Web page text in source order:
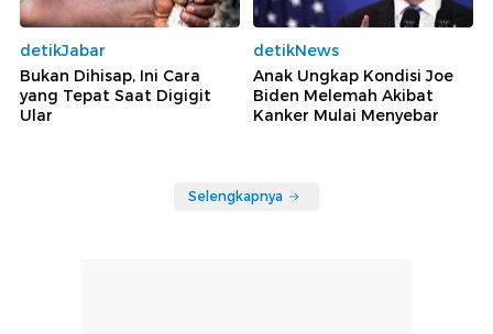
detikJabar
Bukan Dihisap, Ini Cara
yang Tepat Saat Digigit
Ular
detikNews
Anak Ungkap Kondisi Joe
Biden Melemah Akibat
Kanker Mulai Menyebar
Selengkapnya